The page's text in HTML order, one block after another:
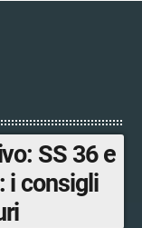
SS 36 e
i consigli